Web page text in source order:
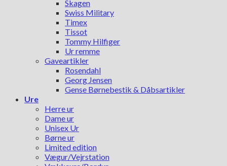
Skagen
Swiss Military
Timex
Tissot
Tommy Hilfiger
Ur remme
Gaveartikler
Rosendahl
Georg Jensen
Gense Børnebestik & Dåbsartikler
Ure
Herre ur
Dame ur
Unisex Ur
Børne ur
Limited edition
Vægur/Vejrstation